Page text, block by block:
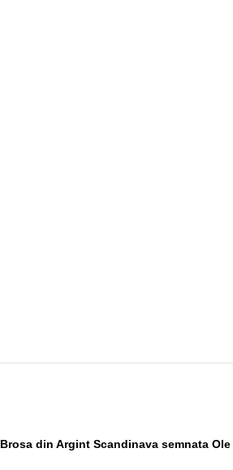
Brosa din Argint Scandinava semnata